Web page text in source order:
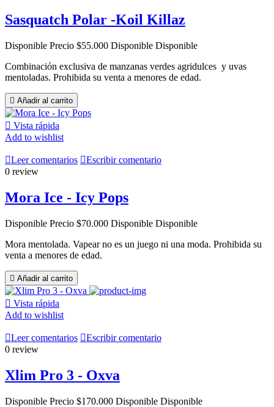
Sasquatch Polar -Koil Killaz
Disponible Precio $55.000 Disponible Disponible
Combinación exclusiva de manzanas verdes agridulces y uvas
mentoladas. Prohibida su venta a menores de edad.
 Añadir al carrito
 Vista rápida
Add to wishlist
Leer comentarios Escribir comentario
0 review
Mora Ice - Icy Pops
Disponible Precio $70.000 Disponible Disponible
Mora mentolada. Vapear no es un juego ni una moda. Prohibida su
venta a menores de edad.
 Añadir al carrito
 Vista rápida
Add to wishlist
Leer comentarios Escribir comentario
0 review
Xlim Pro 3 - Oxva
Disponible Precio $170.000 Disponible Disponible